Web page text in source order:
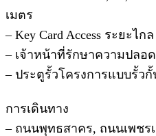
เมตร
– Key Card Access ระยะไกล
– เจ้าหน้าที่รักษาความปลอ
– ประตูรั้วโครงการแบบรั้ว
การเดินทาง
– ถนนพุทธสาคร, ถนนเพช